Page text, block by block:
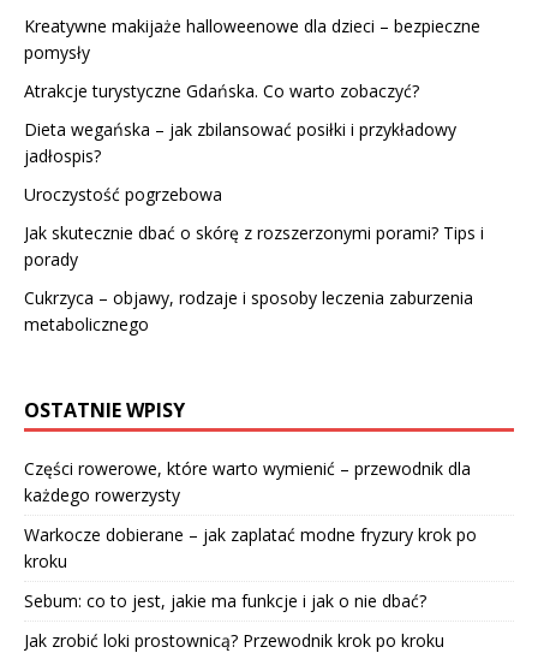
Kreatywne makijaże halloweenowe dla dzieci – bezpieczne
pomysły
Atrakcje turystyczne Gdańska. Co warto zobaczyć?
Dieta wegańska – jak zbilansować posiłki i przykładowy
jadłospis?
Uroczystość pogrzebowa
Jak skutecznie dbać o skórę z rozszerzonymi porami? Tips i
porady
Cukrzyca – objawy, rodzaje i sposoby leczenia zaburzenia
metabolicznego
OSTATNIE WPISY
Części rowerowe, które warto wymienić – przewodnik dla
każdego rowerzysty
Warkocze dobierane – jak zaplatać modne fryzury krok po
kroku
Sebum: co to jest, jakie ma funkcje i jak o nie dbać?
Jak zrobić loki prostownicą? Przewodnik krok po kroku